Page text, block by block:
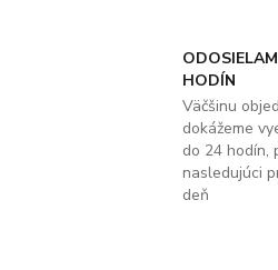
HODÍN
Väčšinu
dokážeme
do 24 hodín,
nasledujúci
deň